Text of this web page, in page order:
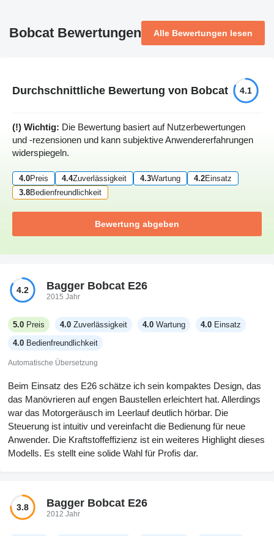
Bobcat Bewertungen Alle Bewertungen lesen
Durchschnittliche Bewertung von Bobcat 4.1
(!) Wichtig: Die Bewertung basiert auf Nutzerbewertungen
und -rezensionen und kann subjektive Anwendererfahrungen
widerspiegeln.
4.0Preis 4.4Zuverlässigkeit 4.3Wartung 4.2Einsatz
3.8Bedienfreundlichkeit
Bewertung abgeben
4.2 Bagger Bobcat E26
2015 Jahr
5.0 Preis 4.0 Zuverlässigkeit 4.0 Wartung 4.0 Einsatz
4.0 Bedienfreundlichkeit
Automatische Übersetzung
Beim Einsatz des E26 schätze ich sein kompaktes Design, das
das Manövrieren auf engen Baustellen erleichtert hat. Allerdings
war das Motorgeräusch im Leerlauf deutlich hörbar. Die
Steuerung ist intuitiv und vereinfacht die Bedienung für neue
Anwender. Die Kraftstoffeffizienz ist ein weiteres Highlight dieses
Modells. Es stellt eine solide Wahl für Profis dar.
3.8 Bagger Bobcat E26
2012 Jahr